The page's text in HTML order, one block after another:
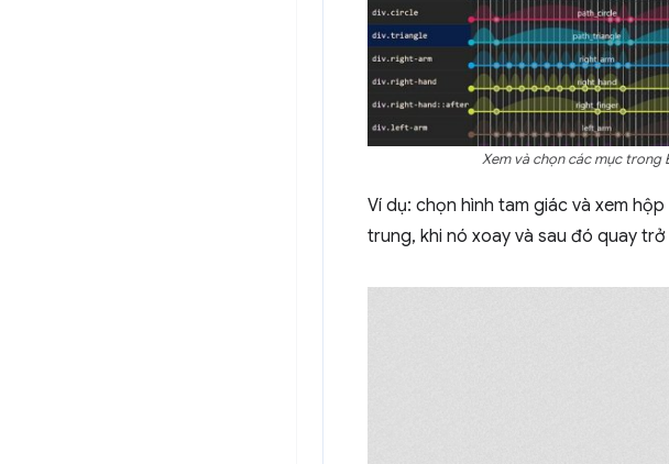
Xem và chọn các mục trong
Ví dụ: chọn hình tam giác và xem
trung, khi nó xoay và sau đó quay trở